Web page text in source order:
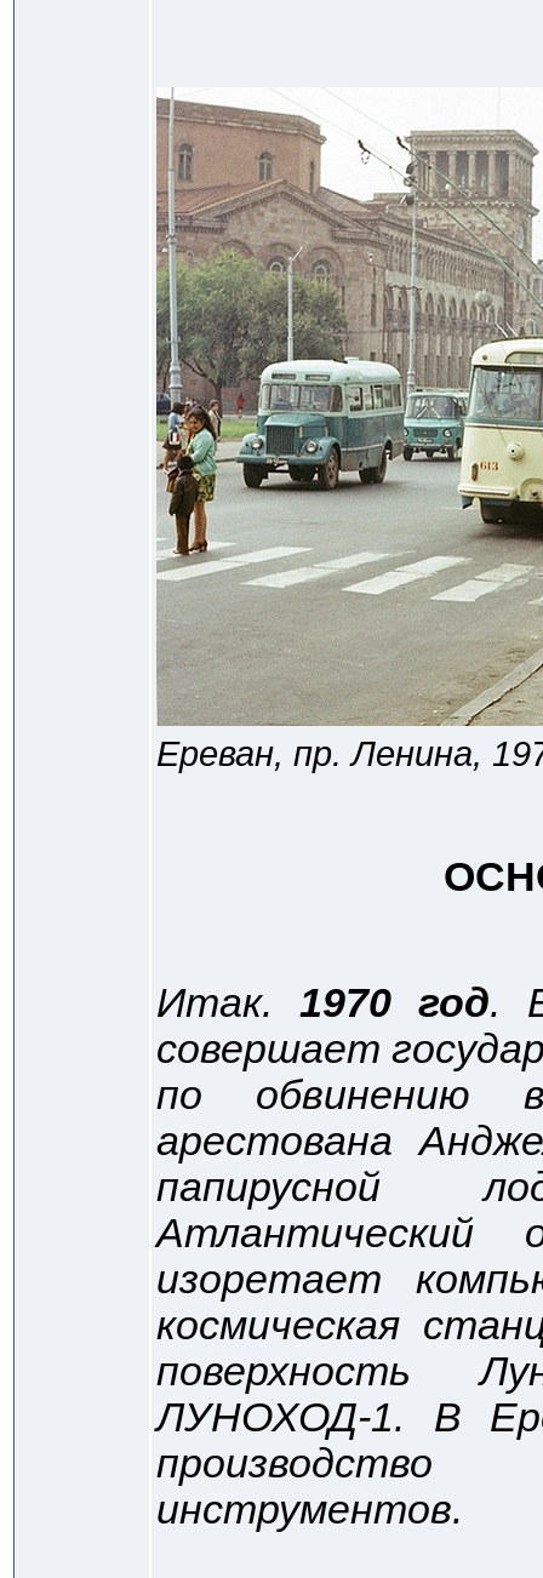
Ереван, пр. Ленина,
Итак. 1970 год.
совершает
по обвинению
арестована
папирусной
Атлантический
изоретает
космическая
поверхность
ЛУНОХОД-1. В
инструментов.